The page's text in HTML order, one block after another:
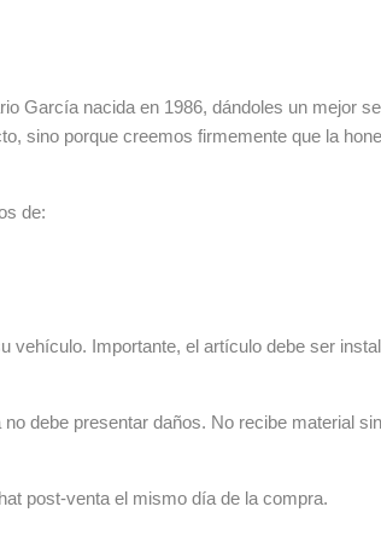
García nacida en 1986, dándoles un mejor
sino porque creemos firmemente que la
de:
Importante, el artículo debe ser
debe presentar daños. No recibe material
post-venta el mismo día de la compra.